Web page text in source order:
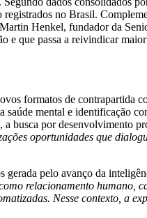
no Brasil.
Henkel, fundador da
que passa a reivindicar
formatos de contrapartida
mental e identificação
busca por desenvolvimento
oportunidades que
gerada pelo avanço da
relacionamento humano,
Nesse contexto, a